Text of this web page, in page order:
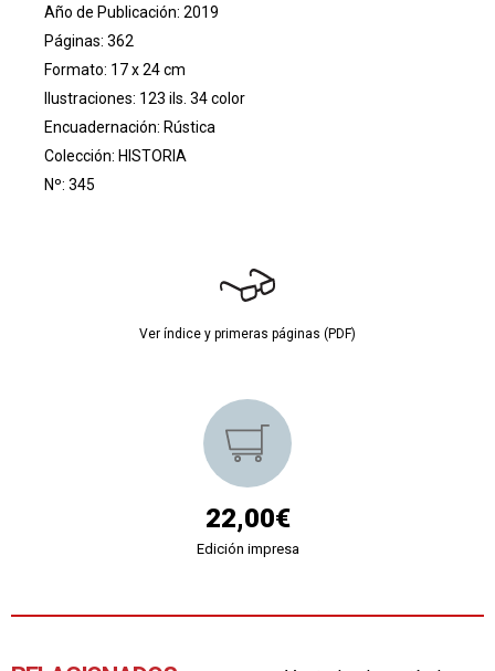
Año de Publicación: 2019
Páginas: 362
Formato: 17 x 24 cm
Ilustraciones: 123 ils. 34 color
Encuadernación: Rústica
Colección: HISTORIA
Nº: 345
Ver índice y primeras páginas (PDF)
22,00€
Edición impresa